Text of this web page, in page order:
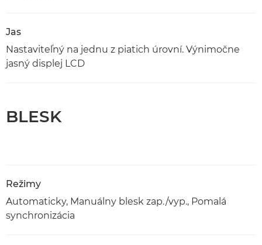
Jas
Nastaviteľný na jednu z piatich úrovní. Výnimočne
jasný displej LCD
BLESK
Režimy
Automaticky, Manuálny blesk zap./vyp., Pomalá
synchronizácia